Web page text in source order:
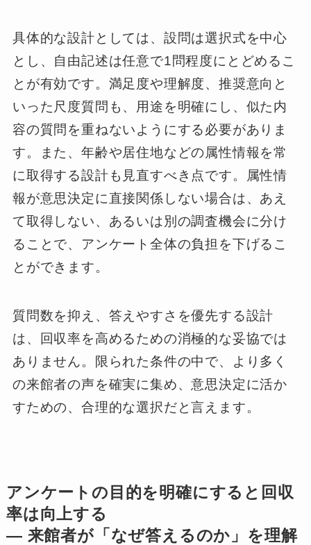
具体的な設計としては、設問は選択式を中心
とし、自由記述は任意で1問程度にとどめるこ
とが有効です。満足度や理解度、推奨意向と
いった尺度質問も、用途を明確にし、似た内
容の質問を重ねないようにする必要がありま
す。また、年齢や居住地などの属性情報を常
に取得する設計も見直すべき点です。属性情
報が意思決定に直接関係しない場合は、あえ
て取得しない、あるいは別の調査機会に分け
ることで、アンケート全体の負担を下げるこ
とができます。
質問数を抑え、答えやすさを優先する設計
は、回収率を高めるための消極的な妥協では
ありません。限られた条件の中で、より多く
の来館者の声を確実に集め、意思決定に活か
すための、合理的な選択だと言えます。
アンケートの目的を明確にすると回収
率は向上する
― 来館者が「なぜ答えるのか」を理解